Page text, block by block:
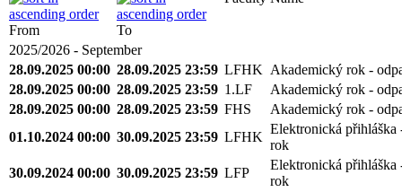
From To
2025/2026 - September
28.09.2025 00:00 28.09.2025 23:59 LFHK Akademický rok -
28.09.2025 00:00 28.09.2025 23:59 1.LF
Akademický rok -
28.09.2025 00:00 28.09.2025 23:59 FHS
Akademický rok -
01.10.2024 00:00 30.09.2025 23:59 LFHK
Elektronická přihláška
rok
30.09.2024 00:00 30.09.2025 23:59 LFP
Elektronická přihláška
rok